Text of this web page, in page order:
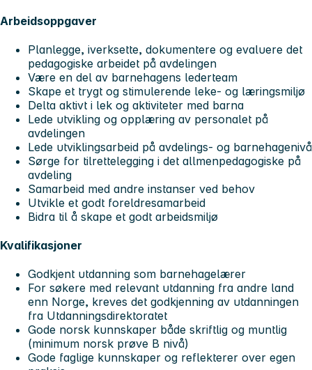
Arbeidsoppgaver
Planlegge, iverksette, dokumentere og evaluere det
pedagogiske arbeidet på avdelingen
Være en del av barnehagens lederteam
Skape et trygt og stimulerende leke- og læringsmiljø
Delta aktivt i lek og aktiviteter med barna
Lede utvikling og opplæring av personalet på
avdelingen
Lede utviklingsarbeid på avdelings- og barnehagenivå
Sørge for tilrettelegging i det allmenpedagogiske på
avdeling
Samarbeid med andre instanser ved behov
Utvikle et godt foreldresamarbeid
Bidra til å skape et godt arbeidsmiljø
Kvalifikasjoner
Godkjent utdanning som barnehagelærer
For søkere med relevant utdanning fra andre land
enn Norge, kreves det godkjenning av utdanningen
fra Utdanningsdirektoratet
Gode norsk kunnskaper både skriftlig og muntlig
(minimum norsk prøve B nivå)
Gode faglige kunnskaper og reflekterer over egen